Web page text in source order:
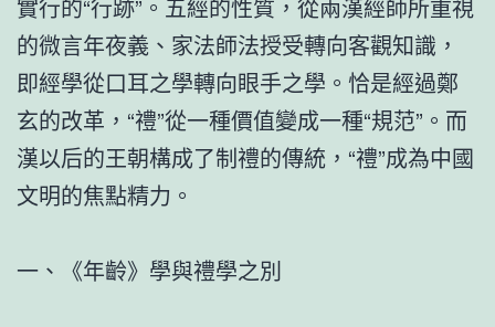
實行的“行跡”。五經的性質，從兩漢經師所重視
的微言年夜義、家法師法授受轉向客觀知識，
即經學從口耳之學轉向眼手之學。恰是經過鄭
玄的改革，“禮”從一種價值變成一種“規范”。而
漢以后的王朝構成了制禮的傳統，“禮”成為中國
文明的焦點精力。
一、《年齡》學與禮學之別